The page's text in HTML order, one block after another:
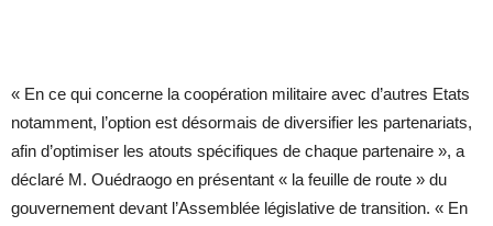
« En ce qui concerne la coopération militaire avec d’autres Etats
notamment, l’option est désormais de diversifier les partenariats,
afin d’optimiser les atouts spécifiques de chaque partenaire », a
déclaré M. Ouédraogo en présentant « la feuille de route » du
gouvernement devant l’Assemblée législative de transition. « En